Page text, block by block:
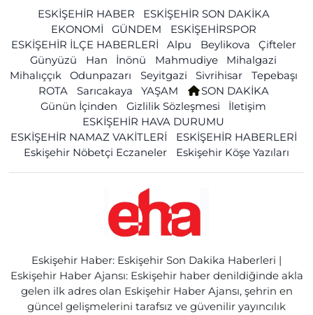
ESKİŞEHİR HABER
ESKİŞEHİR SON DAKİKA
EKONOMİ
GÜNDEM
ESKİŞEHİRSPOR
ESKİŞEHİR İLÇE HABERLERİ
Alpu Beylikova
Çifteler
Günyüzü
Han İnönü Mahmudiye
Mihalgazi
Mihalıççık
Odunpazarı Seyitgazi Sivrihisar
Tepebaşı
ROTA
Sarıcakaya YAŞAM
SON DAKİKA
Günün İçinden
Gizlilik Sözleşmesi
İletişim
ESKİŞEHİR HAVA DURUMU
ESKİŞEHİR NAMAZ VAKİTLERİ
ESKİŞEHİR HABERLERİ
Eskişehir Nöbetçi Eczaneler
Eskişehir Köşe Yazıları
Eskişehir Haber: Eskişehir Son Dakika Haberleri |
Eskişehir Haber Ajansı: Eskişehir haber denildiğinde akla
gelen ilk adres olan Eskişehir Haber Ajansı, şehrin en
güncel gelişmelerini tarafsız ve güvenilir yayıncılık